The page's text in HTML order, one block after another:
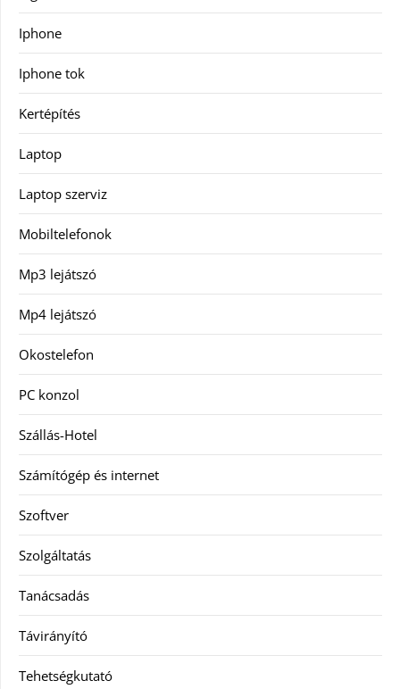
Iphone
Iphone tok
Kertépítés
Laptop
Laptop szerviz
Mobiltelefonok
Mp3 lejátszó
Mp4 lejátszó
Okostelefon
PC konzol
Szállás-Hotel
Számítógép és internet
Szoftver
Szolgáltatás
Tanácsadás
Távirányító
Tehetségkutató